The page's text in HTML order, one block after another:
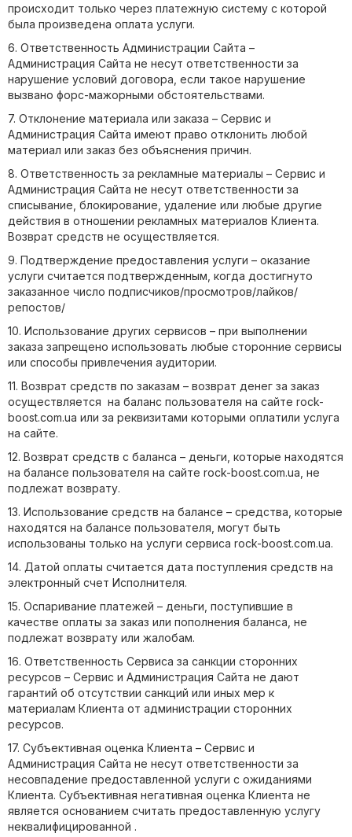
происходит только через платежную систему с которой
была произведена оплата услуги.
6. Ответственность Администрации Сайта –
Администрация Сайта не несут ответственности за
нарушение условий договора, если такое нарушение
вызвано форс-мажорными обстоятельствами.
7. Отклонение материала или заказа – Сервис и
Администрация Сайта имеют право отклонить любой
материал или заказ без объяснения причин.
8. Ответственность за рекламные материалы – Сервис и
Администрация Сайта не несут ответственности за
списывание, блокирование, удаление или любые другие
действия в отношении рекламных материалов Клиента.
Возврат средств не осуществляется.
9. Подтверждение предоставления услуги – оказание
услуги считается подтвержденным, когда достигнуто
заказанное число подписчиков/просмотров/лайков/
репостов/
10. Использование других сервисов – при выполнении
заказа запрещено использовать любые сторонние сервисы
или способы привлечения аудитории.
11. Возврат средств по заказам – возврат денег за заказ
осуществляется на баланс пользователя на сайте rock-
boost.com.ua или за реквизитами которыми оплатили услуга
на сайте.
12. Возврат средств с баланса – деньги, которые находятся
на балансе пользователя на сайте rock-boost.com.ua, не
подлежат возврату.
13. Использование средств на балансе – средства, которые
находятся на балансе пользователя, могут быть
использованы только на услуги сервиса rock-boost.com.ua.
14. Датой оплаты считается дата поступления средств на
электронный счет Исполнителя.
15. Оспаривание платежей – деньги, поступившие в
качестве оплаты за заказ или пополнения баланса, не
подлежат возврату или жалобам.
16. Ответственность Сервиса за санкции сторонних
ресурсов – Сервис и Администрация Сайта не дают
гарантий об отсутствии санкций или иных мер к
материалам Клиента от администрации сторонних
ресурсов.
17. Субъективная оценка Клиента – Сервис и
Администрация Сайта не несут ответственности за
несовпадение предоставленной услуги с ожиданиями
Клиента. Субъективная негативная оценка Клиента не
является основанием считать предоставленную услугу
неквалифицированной .